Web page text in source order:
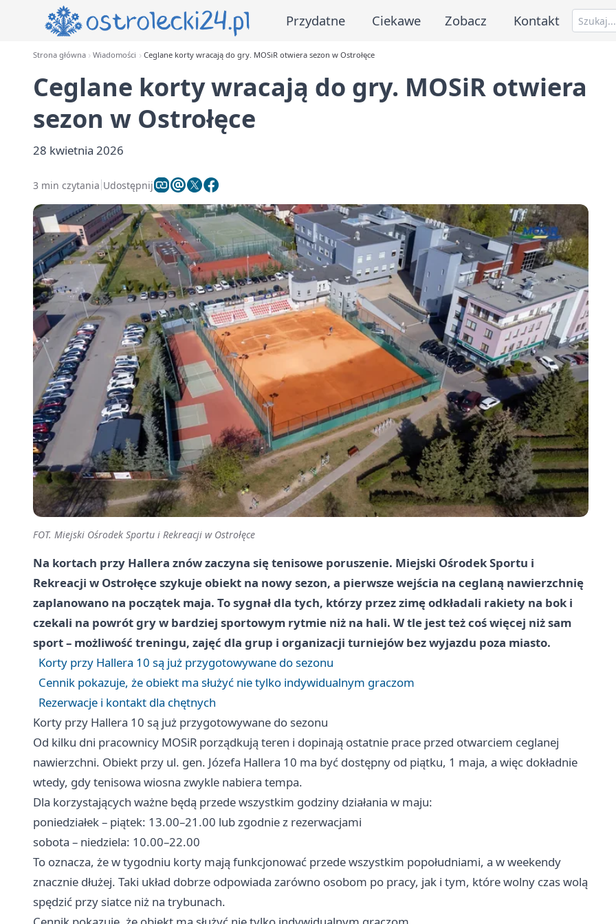
Przydatne Ciekawe Zobacz Kontakt
Strona główna Wiadomości Ceglane korty wracają do gry. MOSiR otwiera sezon w Ostrołęce
Ceglane korty wracają do gry. MOSiR otwiera
sezon w Ostrołęce
28 kwietnia 2026
3 min czytania Udostępnij
FOT. Miejski Ośrodek Sportu i Rekreacji w Ostrołęce
Na kortach przy Hallera znów zaczyna się tenisowe poruszenie. Miejski Ośrodek Sportu i
Rekreacji w Ostrołęce szykuje obiekt na nowy sezon, a pierwsze wejścia na ceglaną nawierzchnię
zaplanowano na początek maja. To sygnał dla tych, którzy przez zimę odkładali rakiety na bok i
czekali na powrót gry w bardziej sportowym rytmie niż na hali. W tle jest też coś więcej niż sam
sport – możliwość treningu, zajęć dla grup i organizacji turniejów bez wyjazdu poza miasto.
Korty przy Hallera 10 są już przygotowywane do sezonu
Cennik pokazuje, że obiekt ma służyć nie tylko indywidualnym graczom
Rezerwacje i kontakt dla chętnych
Korty przy Hallera 10 są już przygotowywane do sezonu
Od kilku dni pracownicy MOSiR porządkują teren i dopinają ostatnie prace przed otwarciem ceglanej
nawierzchni. Obiekt przy ul. gen. Józefa Hallera 10 ma być dostępny od piątku, 1 maja, a więc dokładnie
wtedy, gdy tenisowa wiosna zwykle nabiera tempa.
Dla korzystających ważne będą przede wszystkim godziny działania w maju:
poniedziałek – piątek: 13.00–21.00 lub zgodnie z rezerwacjami
sobota – niedziela: 10.00–22.00
To oznacza, że w tygodniu korty mają funkcjonować przede wszystkim popołudniami, a w weekendy
znacznie dłużej. Taki układ dobrze odpowiada zarówno osobom po pracy, jak i tym, które wolny czas wolą
spędzić przy siatce niż na trybunach.